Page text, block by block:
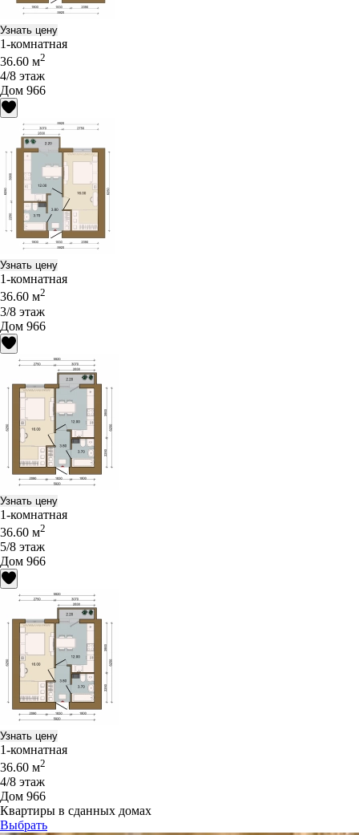
Узнать цену
1-комнатная
36.60 м2
4/8 этаж
Дом 966
Узнать цену
1-комнатная
36.60 м2
3/8 этаж
Дом 966
Узнать цену
1-комнатная
36.60 м2
5/8 этаж
Дом 966
Узнать цену
1-комнатная
36.60 м2
4/8 этаж
Дом 966
Квартиры в сданных домах
Выбрать